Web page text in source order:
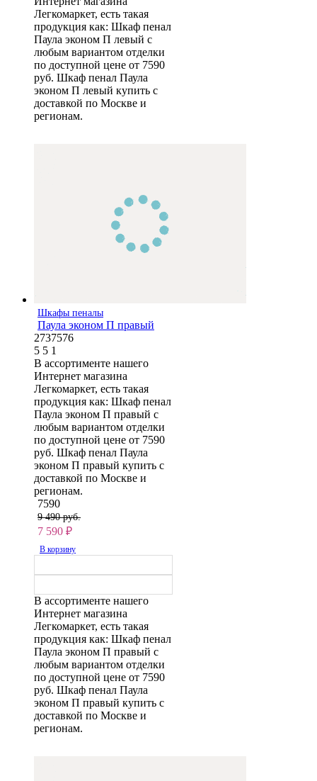
Легкомаркет, есть такая
продукция как: Шкаф пенал
Паула эконом П левый с
любым вариантом отделки
по доступной цене от 7590
руб. Шкаф пенал Паула
эконом П левый купить с
доставкой по Москве и
регионам.
Шкафы пеналы
Паула эконом П правый
2737576
5 5 1
В ассортименте нашего
Интернет магазина
Легкомаркет, есть такая
продукция как: Шкаф пенал
Паула эконом П правый с
любым вариантом отделки
по доступной цене от 7590
руб. Шкаф пенал Паула
эконом П правый купить с
доставкой по Москве и
регионам.
7590
9 490 руб.
7 590 ₽
В корзину
В ассортименте нашего
Интернет магазина
Легкомаркет, есть такая
продукция как: Шкаф пенал
Паула эконом П правый с
любым вариантом отделки
по доступной цене от 7590
руб. Шкаф пенал Паула
эконом П правый купить с
доставкой по Москве и
регионам.